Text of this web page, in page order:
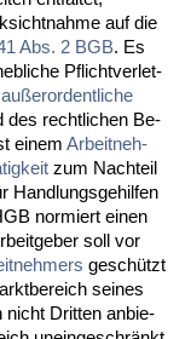
auf die
Abs. 2 BGB. Es
Pflicht­ver­let­
außer­or­dent­li­che
des recht­li­chen Be­
ei­nem Ar­beit­neh­
zum Nach­teil
Hand­lungs­ge­hil­fen
nor­miert ei­nen
soll vor
geschützt
sei­nes
nicht Drit­ten an­bie­